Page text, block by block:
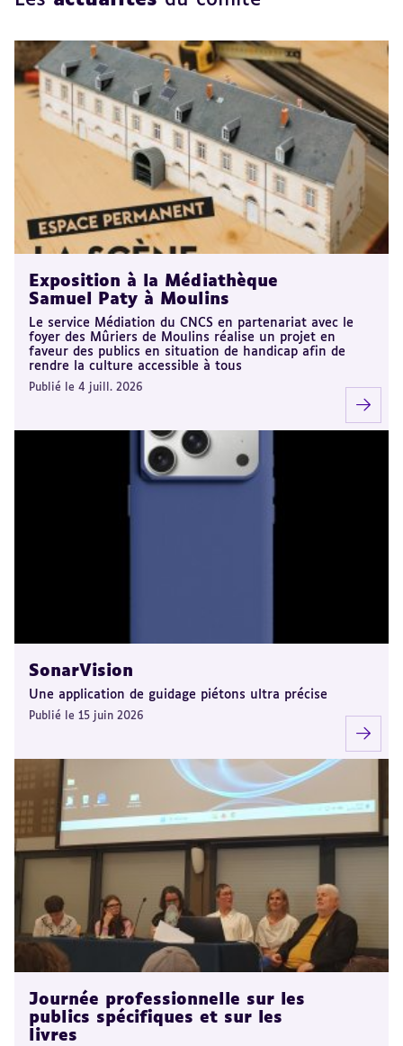
Exposition à la Médiathèque
Samuel Paty à Moulins
Le service Médiation du CNCS en partenariat avec le
foyer des Mûriers de Moulins réalise un projet en
faveur des publics en situation de handicap afin de
rendre la culture accessible à tous
Publié le 4 juill. 2026
SonarVision
Une application de guidage piétons ultra précise
Publié le 15 juin 2026
Journée professionnelle sur les
publics spécifiques et sur les
livres